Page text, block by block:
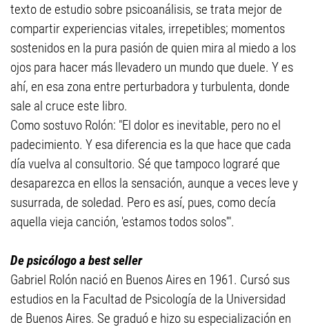
texto de estudio sobre psicoanálisis, se trata mejor de
compartir experiencias vitales, irrepetibles; momentos
sostenidos en la pura pasión de quien mira al miedo a los
ojos para hacer más llevadero un mundo que duele. Y es
ahí, en esa zona entre perturbadora y turbulenta, donde
sale al cruce este libro.
Como sostuvo Rolón: "El dolor es inevitable, pero no el
padecimiento. Y esa diferencia es la que hace que cada
día vuelva al consultorio. Sé que tampoco lograré que
desaparezca en ellos la sensación, aunque a veces leve y
susurrada, de soledad. Pero es así, pues, como decía
aquella vieja canción, 'estamos todos solos'".
De psicólogo a best seller
Gabriel Rolón nació en Buenos Aires en 1961. Cursó sus
estudios en la Facultad de Psicología de la Universidad
de Buenos Aires. Se graduó e hizo su especialización en